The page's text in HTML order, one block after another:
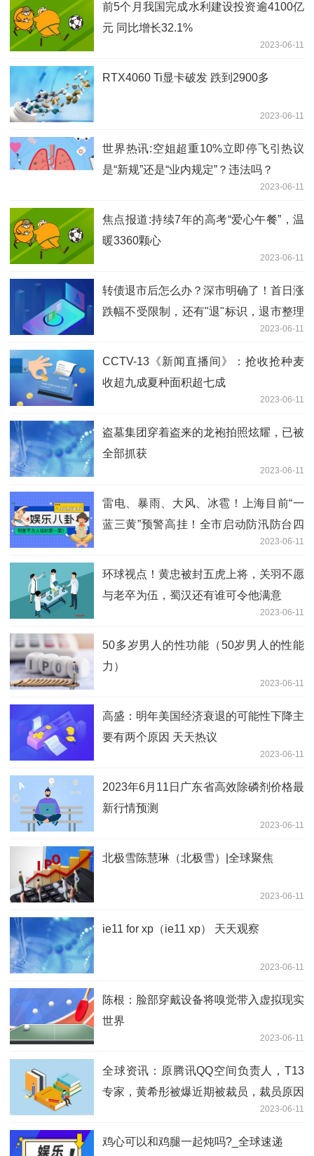
前5个月我国完成水利建设投资逾4100亿
元 同比增长32.1%
2023-06-11
RTX4060 Ti显卡破发 跌到2900多
2023-06-11
世界热讯:空姐超重10%立即停飞引热议
是“新规”还是“业内规定”？违法吗？
2023-06-11
焦点报道:持续7年的高考“爱心午餐”，温
暖3360颗心
2023-06-11
转债退市后怎么办？深市明确了！首日涨
跌幅不受限制，还有"退"标识，退市整理
2023-06-11
CCTV-13《新闻直播间》：抢收抢种麦
收超九成夏种面积超七成
2023-06-11
盗墓集团穿着盗来的龙袍拍照炫耀，已被
全部抓获
2023-06-11
雷电、暴雨、大风、冰雹！上海目前“一
蓝三黄”预警高挂！全市启动防汛防台四
2023-06-11
环球视点！黄忠被封五虎上将，关羽不愿
与老卒为伍，蜀汉还有谁可令他满意
2023-06-11
50多岁男人的性功能（50岁男人的性能
力）
2023-06-11
高盛：明年美国经济衰退的可能性下降主
要有两个原因 天天热议
2023-06-11
2023年6月11日广东省高效除磷剂价格最
新行情预测
2023-06-11
北极雪陈慧琳（北极雪）|全球聚焦
2023-06-11
ie11 for xp（ie11 xp） 天天观察
2023-06-11
陈根：脸部穿戴设备将嗅觉带入虚拟现实
世界
2023-06-11
全球资讯：原腾讯QQ空间负责人，T13
专家，黄希彤被爆近期被裁员，裁员原因
2023-06-11
鸡心可以和鸡腿一起炖吗?_全球速递